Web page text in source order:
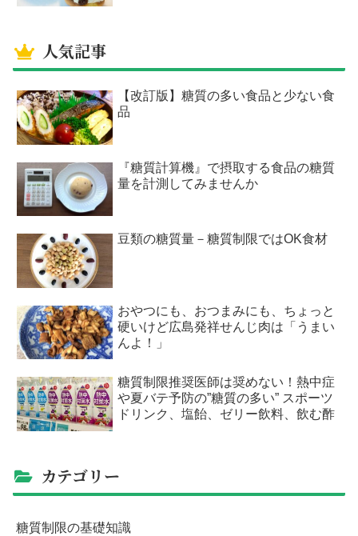
人気記事
【改訂版】糖質の多い食品と少ない食
品
『糖質計算機』で摂取する食品の糖質
量を計測してみませんか
豆類の糖質量－糖質制限ではOK食材
おやつにも、おつまみにも、ちょっと
硬いけど広島発祥せんじ肉は「うまい
んよ！」
糖質制限推奨医師は奨めない！熱中症
や夏バテ予防の”糖質の多い” スポーツ
ドリンク、塩飴、ゼリー飲料、飲む酢
カテゴリー
糖質制限の基礎知識